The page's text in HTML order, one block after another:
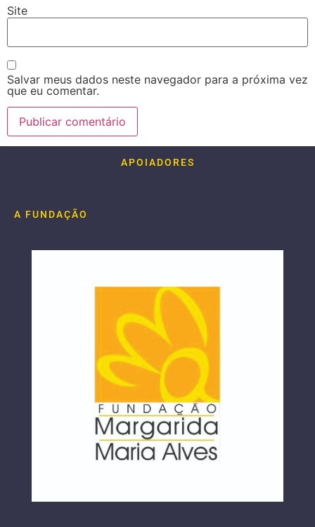
Site
Salvar meus dados neste navegador para a próxima vez
que eu comentar.
APOIADORES
A FUNDAÇÃO